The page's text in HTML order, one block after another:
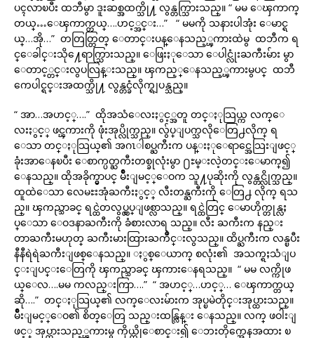
ပၚလာၿပီး ထဘီမွာ ဒူးဆစ္အထက္သို႔ လွန္တက္သြားသည္။ “ မမ ေၾကာက္
တယ္…ေၾကာက္တယ္….ဟင့္အင္း…” “ မမကို သနားပါအုံး ေမာင္ရ
ယ္…အို…” တတြတ္တြတ္ ေတာင္းပန္ေနသည့္ၾကားထဲမွ ထဘီက ရ
င္ေခါင္းသို႔ေရာက္သြားသည္။ ေဖြးႏုေသာ ေပါင္လုံးႀကီးမ်ား မွာ
ေတာင့္တင္းလွပလြန္းသည္။ ၾကည့္ေနသည့္ၾကားမွပင္ ထဘီ
ကေပါင္ရင္းအထက္သို႔ လွန္တင္ခံလိုက္ရျပန္သည္။
“ အာ…အဟင့္….” ထိုအသံေလးႏွင့္အတူ တင္ႏုသြယ္က လက္ေ
လးႏွင့္ ဖင္ၾကားကို ဖုံးအုပ္လိုက္သည္။ လွ်ပ္ျပက္သလိုေတြ႕လိုက္ ရ
ေသာ တင္ႏုသြယ္၏ အဂၤါစပ္ႀကီးက ပန္းႏုေရာင္အေသြးျဖင့္
ခုံးအာေနၿပီး ေစာက္ပတ္ႀကီးတစ္ခုလုံးမွာ ႐ႊမ္းလဲ့တင္းေမာက္၍
ေနသည္။ ထိုအခိုက္မွာပင္ မ်ိဳးျမင့္ေဝက သူ႔ပုဆိုးကို လွန္တင္လိုက္သည္။
ထူထဲေသာ လေမႊးအုံႀကီးႏွင့္ လီးတန္ႀကီးကို ေတြ႕ လိုက္ ရသ
ည္။ ၾကည္သာခင္ ရင္ထဲတလွပ္လွပ္ျဖစ္လာသည္။ ရင္ထဲတြင္ ေမာဟိုက္တုန္လႈ
ပ္ေသာ ေဝဒနာႀကီးကို ခံစားလာရ သည္။ လီး ႀကီးက နည္း
တာႀကီးမဟုတ္ ႀကီးမားထြားႀကိဳင္းလွသည္။ ထိပ္ႀကီးက လန္ၿပီး
နီနီရဲရဲႀကီးျဖစ္ေနသည္။ ႏွစ္ေယာက္ စလုံး၏ အသက္ရႈသံျပ
င္းျပင္းေတြကို ၾကည္သာခင္ ၾကားေနရသည္။ “ မမ လက္ကိုဖ
ယ္ေလ….မမ ကလည္းကြာ….” “ အဟင့္…ဟင့္… ေၾကာက္တယ္
ဆို….” တင္ႏုသြယ္၏ လက္ေလးမ်ားက အုပ္ၿမဲတိုင္းအုပ္ထားသည္။
မ်ိဳးျမင့္ေဝ၏ စိတ္ေတြ သည္းထန္လြန္း ေနသည္။ လက္ ဖဝါးျ
ဖင့္ အုပ္ထားသည့္ၾကားမွ ကိုယ္ကိုေစာင္း၍ ေဘးတိုက္အေနအထား ၿ